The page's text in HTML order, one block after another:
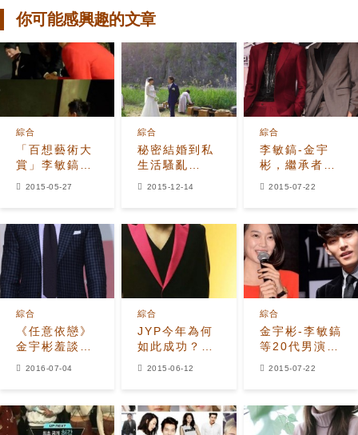
你可能感興趣的文章
「百想藝術大
賞」李敏鎬對
朴振英行「岳
綜合
2015-05-27
秘密結婚到私
生活騷亂
2015韓國演
綜合
2015-12-14
李敏鎬-金宇
彬，繼承者們
都在戀愛，下
綜合
2015-07-22
《任意依戀》
金宇彬羞談李
敏鎬應援：他
綜合
2016-07-04
JYP今年為何
如此成功？
「震撼人心」
綜合
2015-06-12
金宇彬-李敏鎬
等20代男演員
售罄？還剩下
綜合
2015-07-22